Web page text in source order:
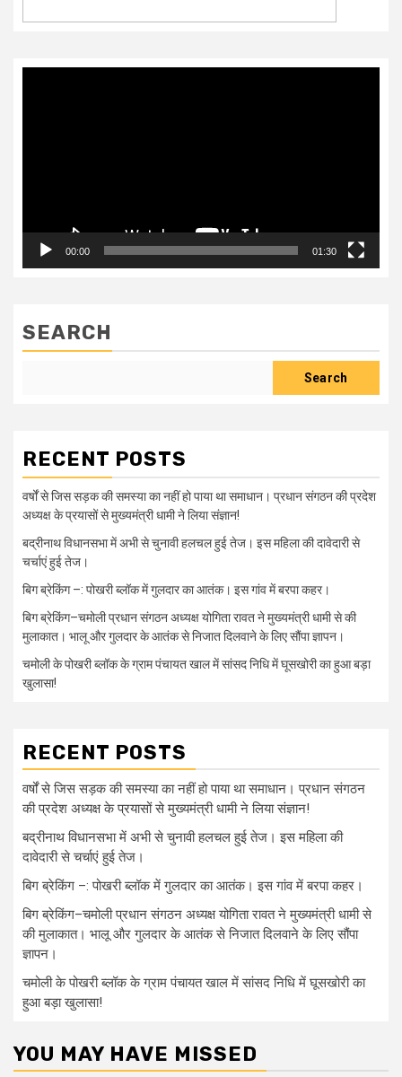
00:00 01:30
SEARCH
Search
RECENT POSTS
वर्षों से जिस सड़क की समस्या का नहीं हो पाया था समाधान। प्रधान संगठन की प्रदेश
अध्यक्ष के प्रयासों से मुख्यमंत्री धामी ने लिया संज्ञान!
बद्रीनाथ विधानसभा में अभी से चुनावी हलचल हुई तेज। इस महिला की दावेदारी से
चर्चाएं हुई तेज।
बिग ब्रेकिंग –: पोखरी ब्लॉक में गुलदार का आतंक। इस गांव में बरपा कहर।
बिग ब्रेकिंग–चमोली प्रधान संगठन अध्यक्ष योगिता रावत ने मुख्यमंत्री धामी से की
मुलाकात। भालू और गुलदार के आतंक से निजात दिलवाने के लिए सौंपा ज्ञापन।
चमोली के पोखरी ब्लॉक के ग्राम पंचायत खाल में सांसद निधि में घूसखोरी का हुआ बड़ा
खुलासा!
RECENT POSTS
वर्षों से जिस सड़क की समस्या का नहीं हो पाया था समाधान। प्रधान संगठन
की प्रदेश अध्यक्ष के प्रयासों से मुख्यमंत्री धामी ने लिया संज्ञान!
बद्रीनाथ विधानसभा में अभी से चुनावी हलचल हुई तेज। इस महिला की
दावेदारी से चर्चाएं हुई तेज।
बिग ब्रेकिंग –: पोखरी ब्लॉक में गुलदार का आतंक। इस गांव में बरपा कहर।
बिग ब्रेकिंग–चमोली प्रधान संगठन अध्यक्ष योगिता रावत ने मुख्यमंत्री धामी से
की मुलाकात। भालू और गुलदार के आतंक से निजात दिलवाने के लिए सौंपा
ज्ञापन।
चमोली के पोखरी ब्लॉक के ग्राम पंचायत खाल में सांसद निधि में घूसखोरी का
हुआ बड़ा खुलासा!
YOU MAY HAVE MISSED